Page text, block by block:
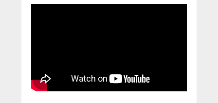
Социальные ролики